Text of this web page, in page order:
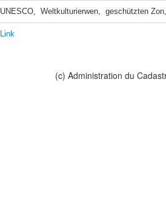
UNESCO,  Weltkulturierwen,  geschützten
Link
(c) Administration du